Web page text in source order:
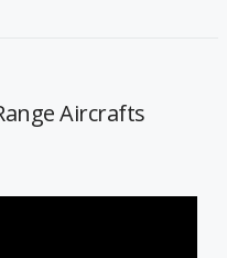
Aircrafts